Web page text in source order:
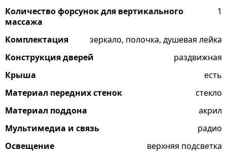
Количество форсунок для вертикального
массажа
1
Комплектация
зеркало, полочка, душевая лейка
Конструкция дверей
раздвижная
Крыша
есть
Материал передних стенок
стекло
Материал поддона
акрил
Мультимедиа и связь
радио
Освещение
верхняя подсветка